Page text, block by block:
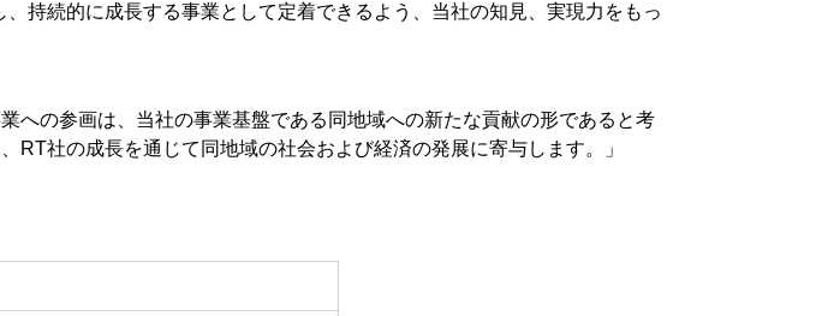
持続的に成長する事業として定着できるよう、当社の知見、実現力をもっ
への参画は、当社の事業基盤である同地域への新たな貢献の形であると考
社の成長を通じて同地域の社会および経済の発展に寄与します。」